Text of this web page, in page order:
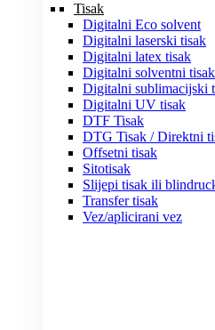
Tisak
Digitalni Eco solvent
Digitalni laserski tisak
Digitalni latex tisak
Digitalni solventni tisak
Digitalni sublimacijski
Digitalni UV tisak
DTF Tisak
DTG Tisak / Direktni
Offsetni tisak
Sitotisak
Slijepi tisak ili
Transfer tisak
Vez/aplicirani vez